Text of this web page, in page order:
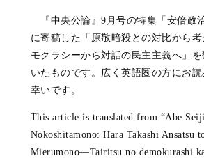
『中央公論』9月号の特集「安倍政
に寄稿した「原敬暗殺との対比から
モクラシーから対話の民主主義へ」
いたものです。広く英語圏の方にお
幸いです。
This article is translated from “Abe
Nokoshitamono: Hara Takashi Ansatsu
Mierumono—Tairitsu no demokurashi